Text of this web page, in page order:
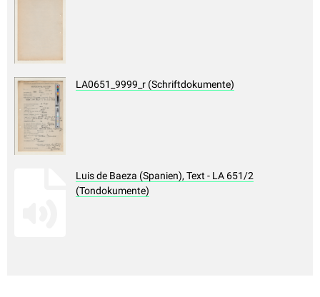
LA0651_9999_r (Schriftdokumente)
Luis de Baeza (Spanien), Text - LA 651/2
(Tondokumente)